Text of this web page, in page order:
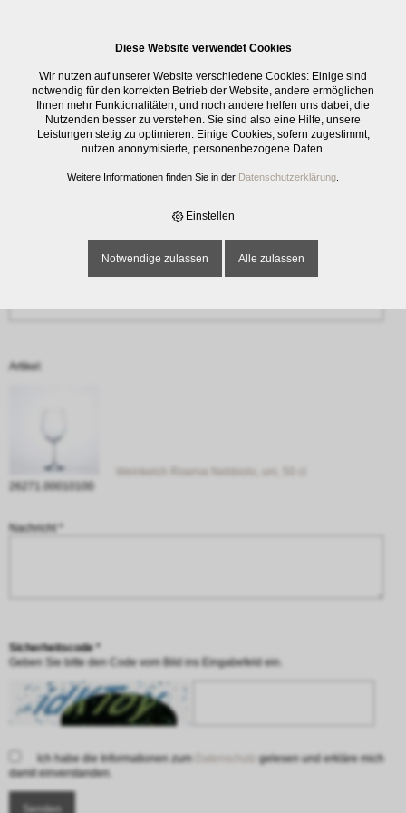
‹ Zurück
Anfrage
Name oder Firma *
Artikel:
Weinkelch Riserva Nebbiolo, uni, 50 cl
26271.00010100
Nachricht *
Sicherheitscode *
Geben Sie bitte den Code vom Bild ins Eingabefeld ein.
Ich habe die Informationen zum
gelesen und erkläre mich
damit einverstanden.
Diese Website verwendet Cookies
Wir nutzen auf unserer Website verschiedene Cookies: Einige sind
notwendig für den korrekten Betrieb der Website, andere ermöglichen
Ihnen mehr Funktionalitäten, und noch andere helfen uns dabei, die
Nutzenden besser zu verstehen. Sie sind also eine Hilfe, unsere
Leistungen stetig zu optimieren. Einige Cookies, sofern zugestimmt,
nutzen anonymisierte, personenbezogene Daten.
Weitere Informationen finden Sie in der Datenschutzerklärung
Einstellen
Notwendige zulassen Alle zulassen